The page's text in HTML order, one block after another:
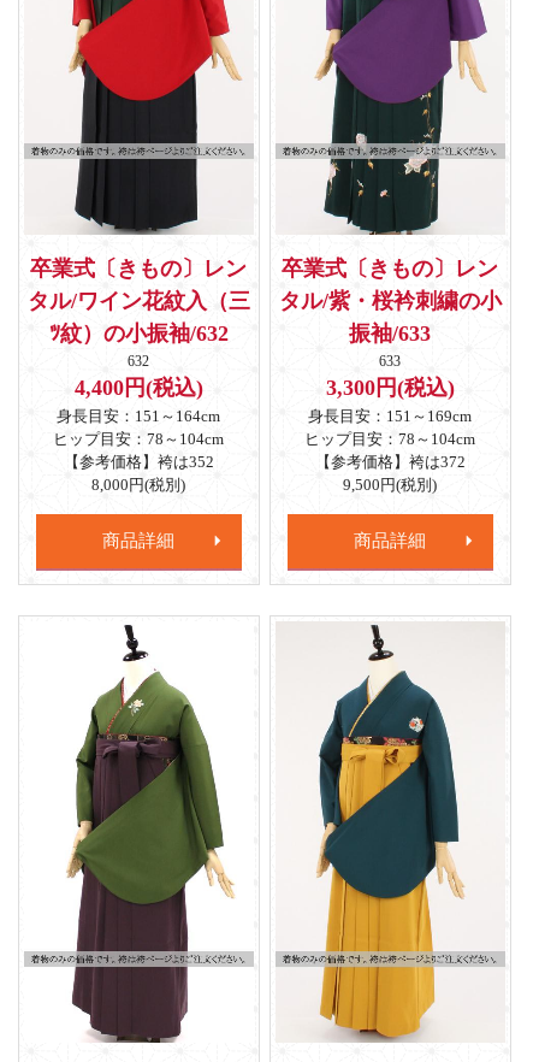
卒業式〔きもの〕レン
タル/ワイン花紋入（三
ﾂ紋）の小振袖/632
632
4,400円(税込)
身長目安：151～164cm
ヒップ目安：78～104cm
【参考価格】袴は352
8,000円(税別)
商品詳細
卒業式〔きもの〕レン
タル/紫・桜衿刺繍の小
振袖/633
633
3,300円(税込)
身長目安：151～169cm
ヒップ目安：78～104cm
【参考価格】袴は372
9,500円(税別)
商品詳細